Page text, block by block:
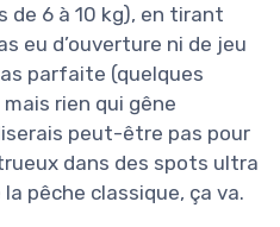
de 6 à 10 kg), en tirant
eu d’ouverture ni de jeu
parfaite (quelques
rien qui gêne
peut-être pas pour
dans des spots ultra
pêche classique, ça va.